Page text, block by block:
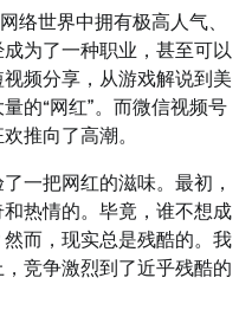
络世界中拥有极高人气、
为了一种职业，甚至可以
频分享，从游戏解说到美
的“网红”。而微信视频号
推向了高潮。
一把网红的滋味。最初，
热情的。毕竟，谁不想成
而，现实总是残酷的。我
竞争激烈到了近乎残酷的